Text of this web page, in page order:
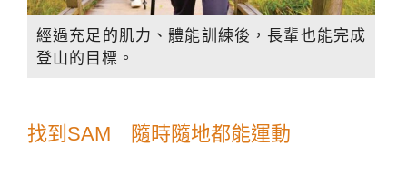
經過充足的肌力、體能訓練後，長輩也能完成
登山的目標。
找到SAM 隨時隨地都能運動